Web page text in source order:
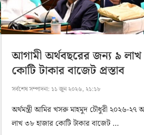
আগামী অর্থবছরের জন্য ৯
কোটি টাকার বাজেট প্রস্তাব
সর্বশেষ সম্পাদনা: ১১ জুন ২০২৬, ২১:১৮
অর্থমন্ত্রী আমির খসরু মাহমুদ চৌধুরী ২০২৬-২৭
লাখ ৩৮ হাজার কোটি টাকার বাজেট …